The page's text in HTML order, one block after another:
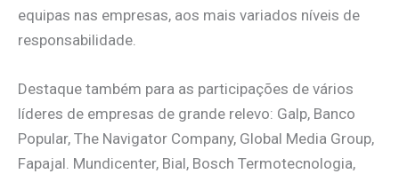
equipas nas empresas, aos mais variados níveis de
responsabilidade.
Destaque também para as participações de vários
líderes de empresas de grande relevo: Galp, Banco
Popular, The Navigator Company, Global Media Group,
Fapajal. Mundicenter, Bial, Bosch Termotecnologia,